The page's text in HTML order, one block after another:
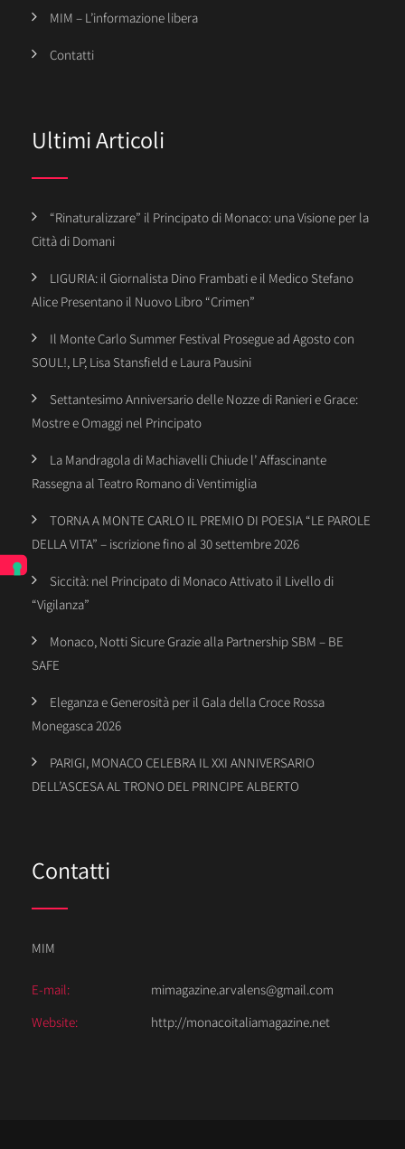
MIM – L’informazione libera
Contatti
Ultimi Articoli
“Rinaturalizzare” il Principato di Monaco: una Visione per la
Città di Domani
LIGURIA: il Giornalista Dino Frambati e il Medico Stefano
Alice Presentano il Nuovo Libro “Crimen”
Il Monte Carlo Summer Festival Prosegue ad Agosto con
SOUL!, LP, Lisa Stansfield e Laura Pausini
Settantesimo Anniversario delle Nozze di Ranieri e Grace:
Mostre e Omaggi nel Principato
La Mandragola di Machiavelli Chiude l’ Affascinante
Rassegna al Teatro Romano di Ventimiglia
TORNA A MONTE CARLO IL PREMIO DI POESIA “LE PAROLE
DELLA VITA” – iscrizione fino al 30 settembre 2026
Siccità: nel Principato di Monaco Attivato il Livello di
“Vigilanza”
Monaco, Notti Sicure Grazie alla Partnership SBM – BE
SAFE
Eleganza e Generosità per il Gala della Croce Rossa
Monegasca 2026
PARIGI, MONACO CELEBRA IL XXI ANNIVERSARIO
DELL’ASCESA AL TRONO DEL PRINCIPE ALBERTO
Contatti
MIM
E-mail:
mimagazine.arvalens@gmail.com
Website:
http://monacoitaliamagazine.net